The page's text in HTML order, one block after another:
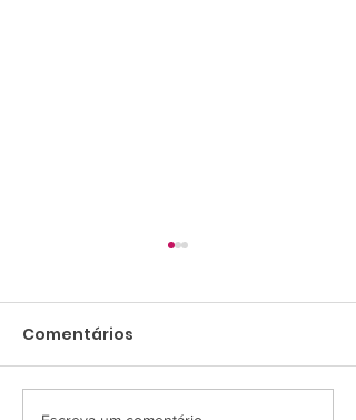
Comentários